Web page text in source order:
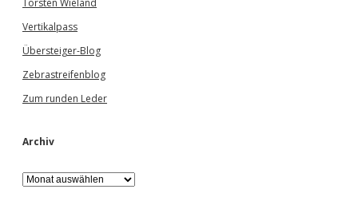
Torsten Wieland
Vertikalpass
Übersteiger-Blog
Zebrastreifenblog
Zum runden Leder
Archiv
A
r